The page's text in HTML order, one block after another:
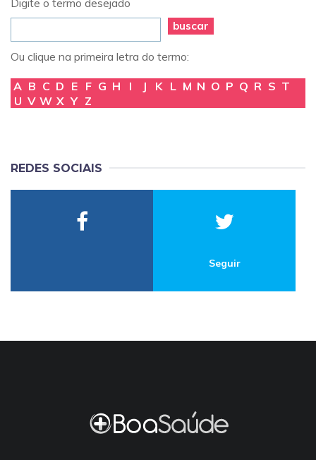
Digite o termo desejado
buscar
Ou clique na primeira letra do termo:
A B C D E F G H I J K L M N O P Q R S T
U V W X Y Z
REDES SOCIAIS
Seguir